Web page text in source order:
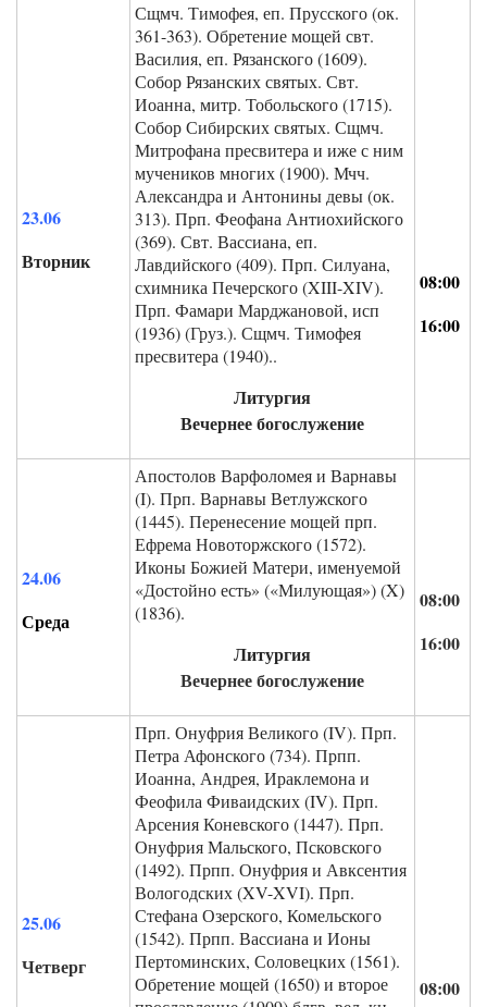
23.06
Вторник
Сщмч. Тимофея, еп. Прусского (ок.
361-363). Обретение мощей свт.
Василия, еп. Рязанского (1609).
Собор Рязанских святых. Свт.
Иоанна, митр. Тобольского (1715).
Собор Сибирских святых. Сщмч.
Митрофана пресвитера и иже с ним
мучеников многих (1900). Мчч.
Александра и Антонины девы (ок.
313). Прп. Феофана Антиохийского
(369). Свт. Вассиана, еп.
Лавдийского (409). Прп. Силуана,
схимника Печерского (XIII-XIV).
Прп. Фамари Марджановой, исп
(1936) (Груз.). Сщмч. Тимофея
пресвитера (1940)..
Литургия
Вечернее богослужение
08:00
16:00
24.06
Среда
Апостолов Варфоломея и Варнавы
(I). Прп. Варнавы Ветлужского
(1445). Перенесение мощей прп.
Ефрема Новоторжского (1572).
Иконы Божией Матери, именуемой
«Достойно есть» («Милующая») (X)
(1836).
Литургия
Вечернее богослужение
08:00
16:00
25.06
Четверг
Прп. Онуфрия Великого (IV). Прп.
Петра Афонского (734). Прпп.
Иоанна, Андрея, Ираклемона и
Феофила Фиваидских (IV). Прп.
Арсения Коневского (1447). Прп.
Онуфрия Мальского, Псковского
(1492). Прпп. Онуфрия и Авксентия
Вологодских (XV-XVI). Прп.
Стефана Озерского, Комельского
(1542). Прпп. Вассиана и Ионы
Пертоминских, Соловецких (1561).
Обретение мощей (1650) и второе
08:00